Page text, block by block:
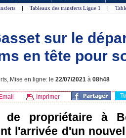
| Tableaux des transferts Ligue 1 |
sur le
en tête pour
Mise en ligne: le 22/07/2021 à 08h48
Email Imprimer
de propriétaire à
l'arrivée d'un